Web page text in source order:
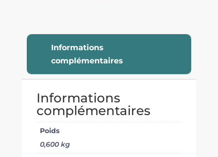
Informations
complémentaires
Informations
complémentaires
Poids
0,600 kg